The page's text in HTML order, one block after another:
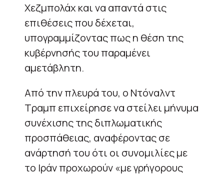
Χεζμπολάχ και να απαντά στις
επιθέσεις που δέχεται,
υπογραμμίζοντας πως η θέση της
κυβέρνησής του παραμένει
αμετάβλητη.
Από την πλευρά του, ο Ντόναλντ
Τραμπ επιχείρησε να στείλει μήνυμα
συνέχισης της διπλωματικής
προσπάθειας, αναφέροντας σε
ανάρτησή του ότι οι συνομιλίες με
το Ιράν προχωρούν «με γρήγορους